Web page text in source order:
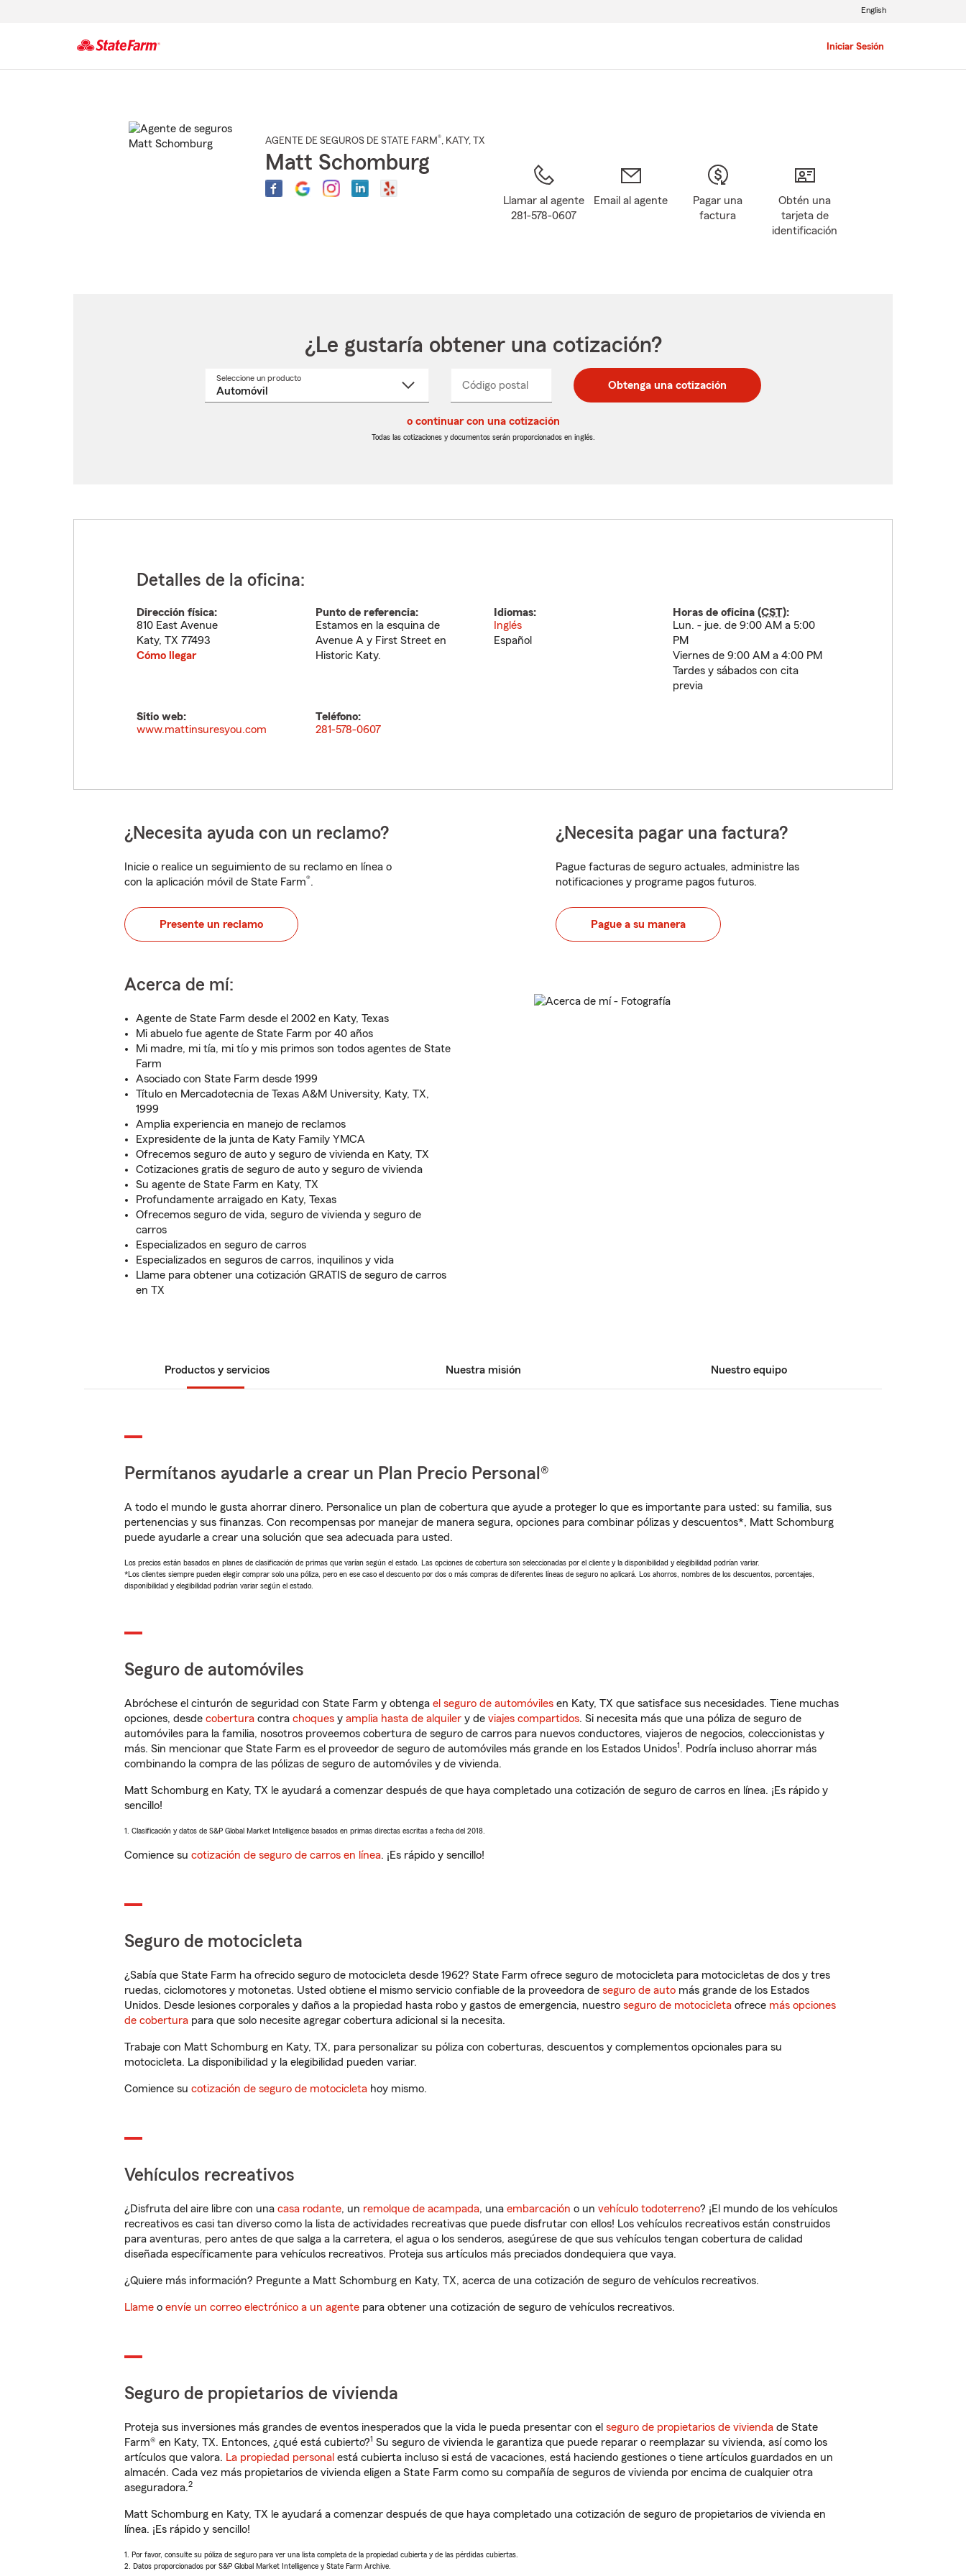
Iniciar Sesión
English
AGENTE DE SEGUROS DE STATE FARM®, KATY, TX
Matt Schomburg
Llamar al agente
281-578-0607
Email al agente
Pagar una
factura
Obtén una
tarjeta de
identificación
¿Le gustaría obtener una cotización?
Seleccione un productoSeleccione
Código postal
postal
de
postal
de
_____ Obtenga una cotización
o continuar con una cotización
Todas las cotizaciones y documentos serán proporcionados en inglés.
Detalles de la oficina:
Dirección física:
810 East Avenue
Katy, TX 77493
Cómo llegar
Punto de referencia:
Estamos en la esquina de
Avenue A y First Street en
Historic Katy.
Idiomas:
Inglés
Español
Horas de oficina (CST):
Lun. - jue. de 9:00 AM a 5:00
PM
Viernes de 9:00 AM a 4:00 PM
Tardes y sábados con cita
previa
Sitio web:
www.mattinsuresyou.com
Teléfono:
281-578-0607
¿Necesita ayuda con un reclamo?
Inicie o realice un seguimiento de su reclamo en línea o
con la aplicación móvil de State Farm®.
Presente un reclamo
¿Necesita pagar una factura?
Pague facturas de seguro actuales, administre las
notificaciones y programe pagos futuros.
Pague a su manera
Acerca de mí:
Agente de State Farm desde el 2002 en Katy, Texas
Mi abuelo fue agente de State Farm por 40 años
Mi madre, mi tía, mi tío y mis primos son todos agentes de State
Farm
Asociado con State Farm desde 1999
Título en Mercadotecnia de Texas A&M University, Katy, TX,
1999
Amplia experiencia en manejo de reclamos
Expresidente de la junta de Katy Family YMCA
Ofrecemos seguro de auto y seguro de vivienda en Katy, TX
Cotizaciones gratis de seguro de auto y seguro de vivienda
Su agente de State Farm en Katy, TX
Profundamente arraigado en Katy, Texas
Ofrecemos seguro de vida, seguro de vivienda y seguro de
carros
Especializados en seguro de carros
Especializados en seguros de carros, inquilinos y vida
Llame para obtener una cotización GRATIS de seguro de carros
en TX
Productos y servicios Nuestra misión Nuestro equipo
Permítanos ayudarle a crear un Plan Precio Personal®
A todo el mundo le gusta ahorrar dinero. Personalice un plan de cobertura que ayude a proteger lo que es importante para usted: su familia, sus
pertenencias y sus finanzas. Con recompensas por manejar de manera segura, opciones para combinar pólizas y descuentos*, Matt Schomburg
puede ayudarle a crear una solución que sea adecuada para usted.
Los precios están basados en planes de clasificación de primas que varían según el estado. Las opciones de cobertura son seleccionadas por el cliente y la disponibilidad y elegibilidad podrían variar.
*Los clientes siempre pueden elegir comprar solo una póliza, pero en ese caso el descuento por dos o más compras de diferentes líneas de seguro no aplicará. Los ahorros, nombres de los descuentos, porcentajes,
disponibilidad y elegibilidad podrían variar según el estado.
Seguro de automóviles
Abróchese el cinturón de seguridad con State Farm y obtenga el seguro de automóviles en Katy, TX que satisface sus necesidades. Tiene muchas
opciones, desde cobertura contra choques y amplia hasta de alquiler y de viajes compartidos. Si necesita más que una póliza de seguro de
automóviles para la familia, nosotros proveemos cobertura de seguro de carros para nuevos conductores, viajeros de negocios, coleccionistas y
más. Sin mencionar que State Farm es el proveedor de seguro de automóviles más grande en los Estados Unidos1. Podría incluso ahorrar más
combinando la compra de las pólizas de seguro de automóviles y de vivienda.
Matt Schomburg en Katy, TX le ayudará a comenzar después de que haya completado una cotización de seguro de carros en línea. ¡Es rápido y
sencillo!
1. Clasificación y datos de S&P Global Market Intelligence basados en primas directas escritas a fecha del 2018.
Comience su cotización de seguro de carros en línea. ¡Es rápido y sencillo!
Seguro de motocicleta
¿Sabía que State Farm ha ofrecido seguro de motocicleta desde 1962? State Farm ofrece seguro de motocicleta para motocicletas de dos y tres
ruedas, ciclomotores y motonetas. Usted obtiene el mismo servicio confiable de la proveedora de seguro de auto más grande de los Estados
Unidos. Desde lesiones corporales y daños a la propiedad hasta robo y gastos de emergencia, nuestro seguro de motocicleta ofrece más opciones
de cobertura para que solo necesite agregar cobertura adicional si la necesita.
Trabaje con Matt Schomburg en Katy, TX, para personalizar su póliza con coberturas, descuentos y complementos opcionales para su
motocicleta. La disponibilidad y la elegibilidad pueden variar.
Comience su cotización de seguro de motocicleta hoy mismo.
Vehículos recreativos
¿Disfruta del aire libre con una casa rodante, un remolque de acampada, una embarcación o un vehículo todoterreno? ¡El mundo de los vehículos
recreativos es casi tan diverso como la lista de actividades recreativas que puede disfrutar con ellos! Los vehículos recreativos están construidos
para aventuras, pero antes de que salga a la carretera, el agua o los senderos, asegúrese de que sus vehículos tengan cobertura de calidad
diseñada específicamente para vehículos recreativos. Proteja sus artículos más preciados dondequiera que vaya.
¿Quiere más información? Pregunte a Matt Schomburg en Katy, TX, acerca de una cotización de seguro de vehículos recreativos.
Llame o envíe un correo electrónico a un agente para obtener una cotización de seguro de vehículos recreativos.
Seguro de propietarios de vivienda
Proteja sus inversiones más grandes de eventos inesperados que la vida le pueda presentar con el seguro de propietarios de vivienda de State
Farm® en Katy, TX. Entonces, ¿qué está cubierto?1 Su seguro de vivienda le garantiza que puede reparar o reemplazar su vivienda, así como los
artículos que valora. La propiedad personal está cubierta incluso si está de vacaciones, está haciendo gestiones o tiene artículos guardados en un
almacén. Cada vez más propietarios de vivienda eligen a State Farm como su compañía de seguros de vivienda por encima de cualquier otra
aseguradora.2
Matt Schomburg en Katy, TX le ayudará a comenzar después de que haya completado una cotización de seguro de propietarios de vivienda en
línea. ¡Es rápido y sencillo!
1. Por favor, consulte su póliza de seguro para ver una lista completa de la propiedad cubierta y de las pérdidas cubiertas.
2. Datos proporcionados por S&P Global Market Intelligence y State Farm Archive.